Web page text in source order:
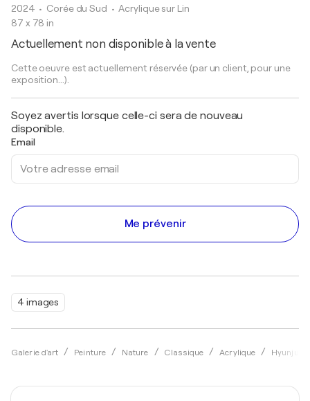
4 images
Galerie d'art Peinture Nature Classique Acrylique Hyunju
2024 • Corée du Sud •Acrylique sur Lin
87 x 78 in
Actuellement non disponible à la vente
Cette oeuvre est actuellement réservée (par un client, pour une
exposition...).
Soyez avertis lorsque celle-ci sera de nouveau
disponible.
Email
Me prévenir